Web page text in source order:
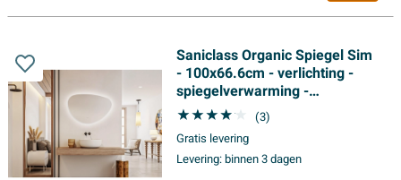
Saniclass Organic Spiegel Sim
- 100x66.6cm - verlichting -
spiegelverwarming -
horizontaal/verticaal -
organisch
(3)
Gratis levering
Levering:binnen 3 dagen